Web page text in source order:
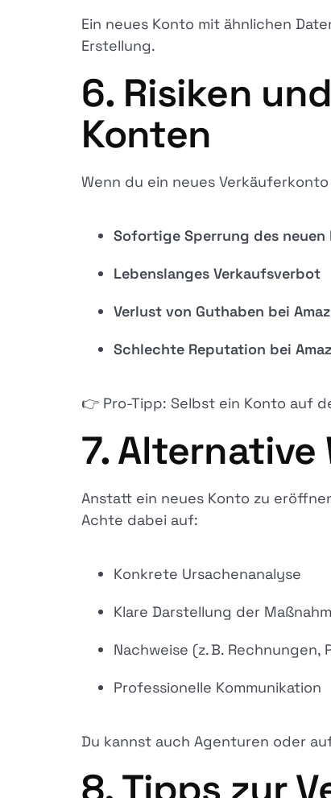
Ein neues Konto mit ähnlichen
Erstellung.
6. Risiken
Konten
Wenn du ein neues
Sofortige Sperrung des neuen
Lebenslanges Verkaufsverbot
Verlust von Guthaben bei
Schlechte Reputation bei
👉 Pro-Tipp: Selbst ein Konto auf
7. Alternative
Anstatt ein neues Konto zu
Achte dabei auf:
Konkrete Ursachenanalyse
Klare Darstellung der
Nachweise (z. B. Rechnungen,
Professionelle Kommunikation
Du kannst auch Agenturen oder